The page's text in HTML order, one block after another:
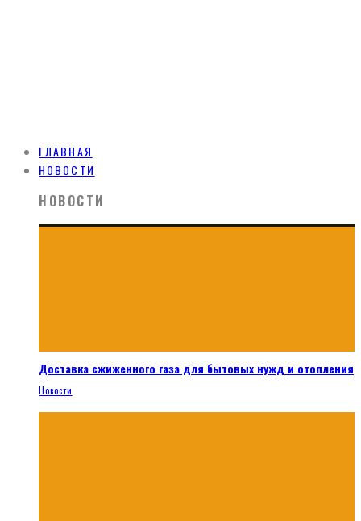
ГЛАВНАЯ
НОВОСТИ
НОВОСТИ
Доставка сжиженного газа для бытовых нужд и отопления
Новости